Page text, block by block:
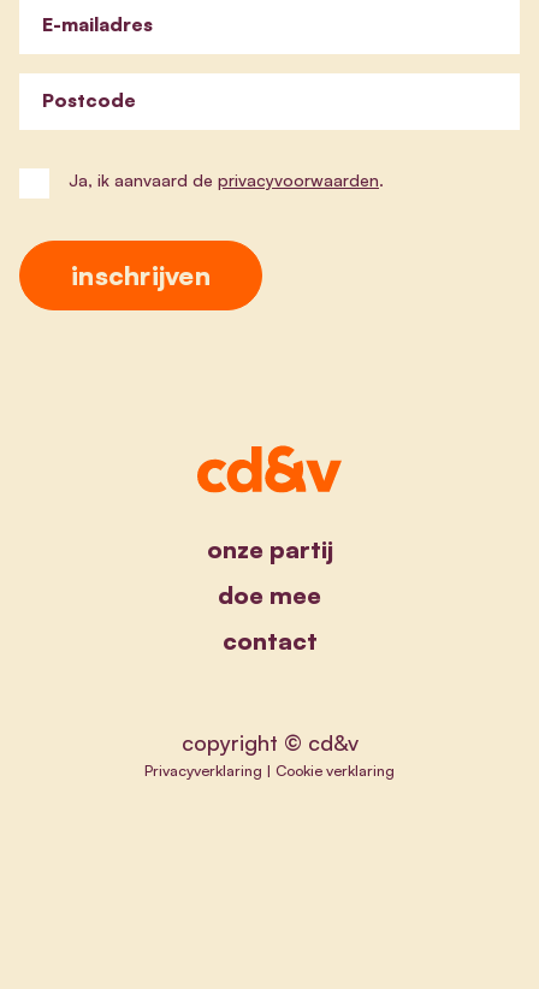
E-mailadres
Postcode
Ja, ik aanvaard de privacyvoorwaarden.
onze partij
doe mee
contact
copyright © cd&v
Privacyverklaring | Cookie verklaring